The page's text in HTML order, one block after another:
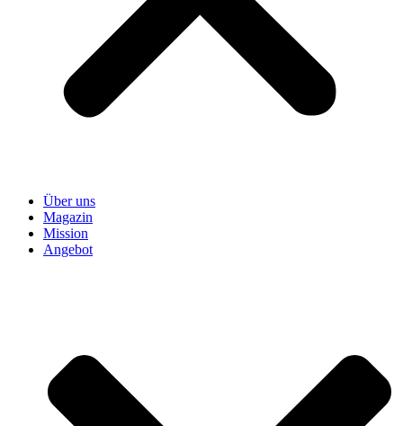
Über uns
Magazin
Mission
Angebot